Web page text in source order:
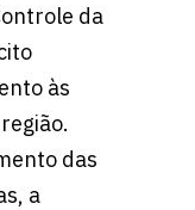
da
às
das
a